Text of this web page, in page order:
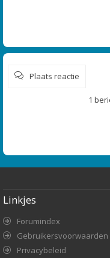
Plaats reactie
1
Linkjes
Forumindex
Gebruikersvoorwaarden
Privacybeleid